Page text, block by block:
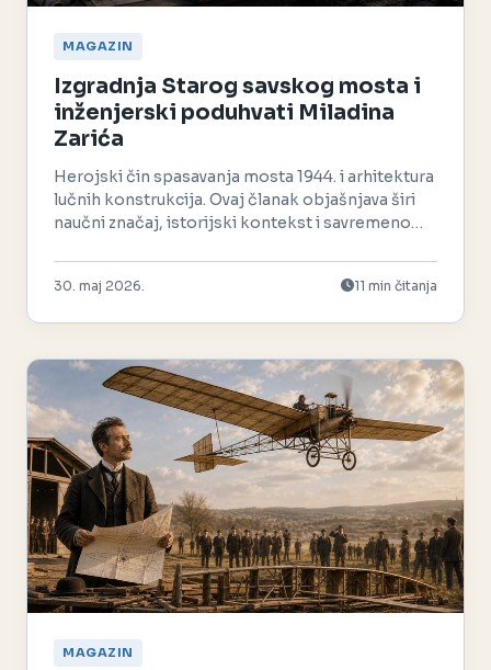
MAGAZIN
Izgradnja Starog savskog mosta i
inženjerski poduhvati Miladina
Zarića
Herojski čin spasavanja mosta 1944. i arhitektura
lučnih konstrukcija. Ovaj članak objašnjava širi
naučni značaj, istorijski kontekst i savremeno
30. maj 2026. 11 min čitanja
MAGAZIN